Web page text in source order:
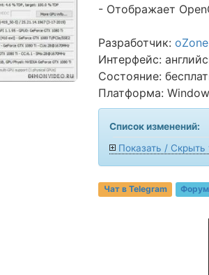
- Отображает
Разработчик:
Интерфейс:
Состояние:
Платформа:
Список изменений:
Показать / Скрыть
Чат в Telegram